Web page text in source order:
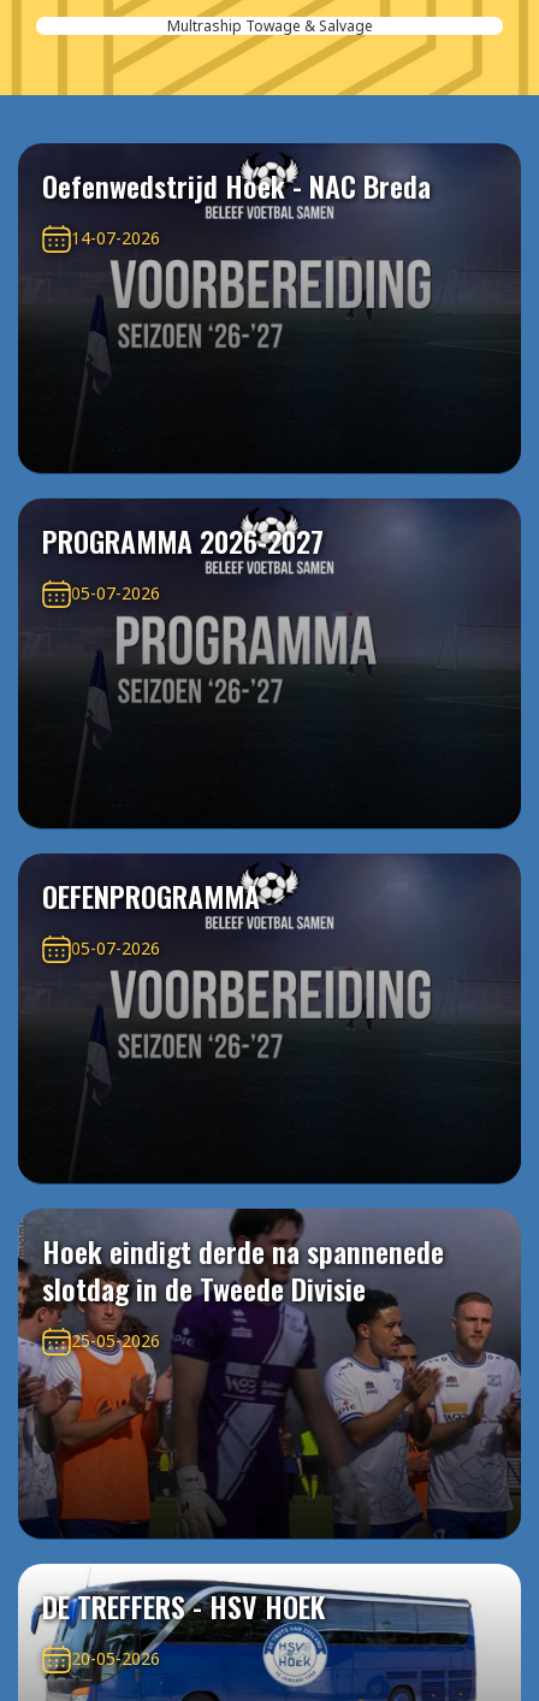
Multraship Towage & Salvage
Oefenwedstrijd Hoek - NAC Breda
14-07-2026
PROGRAMMA 2026-2027
05-07-2026
OEFENPROGRAMMA
05-07-2026
Hoek eindigt derde na spannenede
slotdag in de Tweede Divisie
25-05-2026
DE TREFFERS - HSV HOEK
20-05-2026